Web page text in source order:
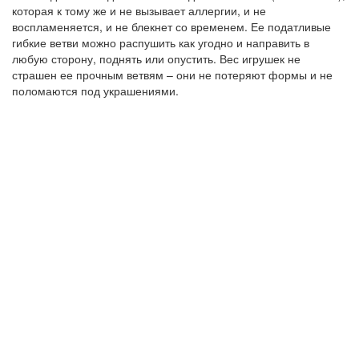
которая к тому же и не вызывает аллергии, и не
воспламеняется, и не блекнет со временем. Ее податливые
гибкие ветви можно распушить как угодно и направить в
любую сторону, поднять или опустить. Вес игрушек не
страшен ее прочным ветвям – они не потеряют формы и не
поломаются под украшениями.